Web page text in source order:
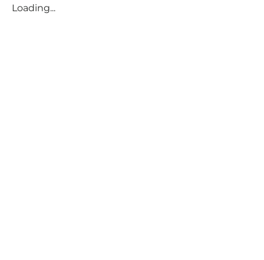
Loading...